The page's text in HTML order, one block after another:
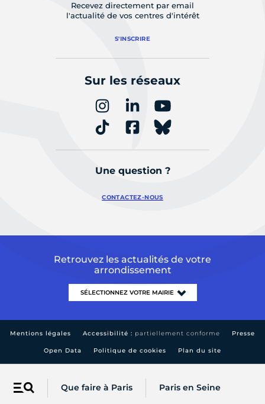
Menu Que faire à Paris Paris en Seine
Recevez directement par email
l'actualité de vos centres d'intérêt
S'INSCRIRE
Sur les réseaux
Une question ?
CONTACTEZ-NOUS
Retrouvez les actualités de votre
arrondissement
Mentions légales Accessibilité : partiellement conforme Presse
Open Data Politique de cookies Plan du site